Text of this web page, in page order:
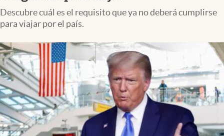
PC y mobile
Lifestyle
USA
Descubre cuál es el requisito que ya no deberá cumplirse
para viajar por el país.